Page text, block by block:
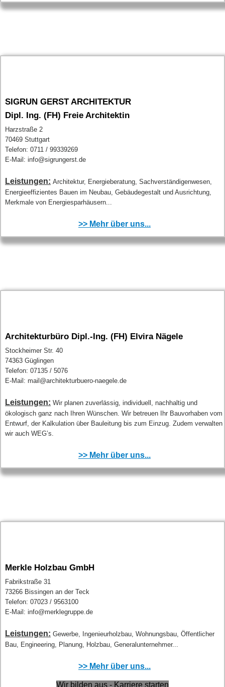
SIGRUN GERST ARCHITEKTUR
Dipl. Ing. (FH) Freie Architektin
Harzstraße 2
70469 Stuttgart
Telefon: 0711 / 99339269
E-Mail: info@sigrungerst.de
Leistungen: Architektur, Energieberatung, Sachverständigenwesen,
Energieeffizientes Bauen im Neubau, Gebäudegestalt und Ausrichtung,
Merkmale von Energiesparhäusern...
>> Mehr über uns...
Architekturbüro Dipl.-Ing. (FH) Elvira Nägele
Stockheimer Str. 40
74363 Güglingen
Telefon: 07135 / 5076
E-Mail: mail@architekturbuero-naegele.de
Leistungen: Wir planen zuverlässig, individuell, nachhaltig und
ökologisch ganz nach Ihren Wünschen. Wir betreuen Ihr Bauvorhaben vom
Entwurf, der Kalkulation über Bauleitung bis zum Einzug. Zudem verwalten
wir auch WEG’s.
>> Mehr über uns...
Merkle Holzbau GmbH
Fabrikstraße 31
73266 Bissingen an der Teck
Telefon: 07023 / 9563100
E-Mail: info@merklegruppe.de
Leistungen: Gewerbe, Ingenieurholzbau, Wohnungsbau, Öffentlicher
Bau, Engineering, Planung, Holzbau, Generalunternehmer...
>> Mehr über uns...
Wir bilden aus - Karriere starten